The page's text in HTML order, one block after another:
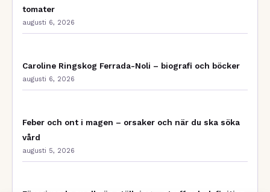
tomater
augusti 6, 2026
Caroline Ringskog Ferrada-Noli – biografi och böcker
augusti 6, 2026
Feber och ont i magen – orsaker och när du ska söka
vård
augusti 5, 2026